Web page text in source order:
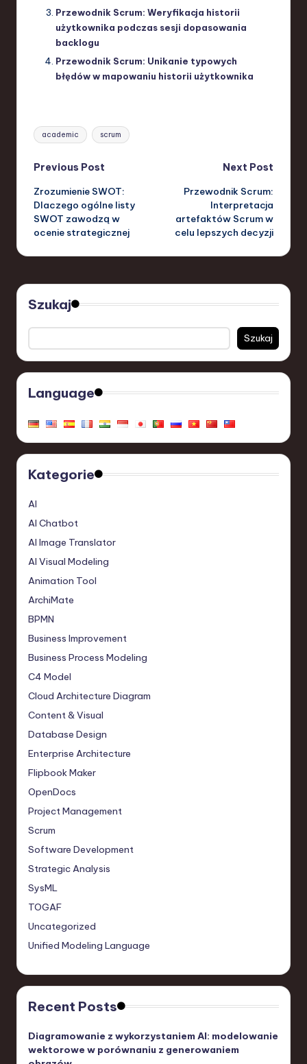
Przewodnik Scrum: Weryfikacja historii
użytkownika podczas sesji dopasowania
backlogu
Przewodnik Scrum: Unikanie typowych
błędów w mapowaniu historii użytkownika
Tags:
academic scrum
Post
navigation
Previous Post
Zrozumienie SWOT:
Dlaczego ogólne listy
SWOT zawodzą w
ocenie strategicznej
Next Post
Przewodnik Scrum:
Interpretacja
artefaktów Scrum w
celu lepszych decyzji
Szukaj
Szukaj
Language
Kategorie
AI
AI Chatbot
AI Image Translator
AI Visual Modeling
Animation Tool
ArchiMate
BPMN
Business Improvement
Business Process Modeling
C4 Model
Cloud Architecture Diagram
Content & Visual
Database Design
Enterprise Architecture
Flipbook Maker
OpenDocs
Project Management
Scrum
Software Development
Strategic Analysis
SysML
TOGAF
Uncategorized
Unified Modeling Language
Recent Posts
Diagramowanie z wykorzystaniem AI: modelowanie
wektorowe w porównaniu z generowaniem